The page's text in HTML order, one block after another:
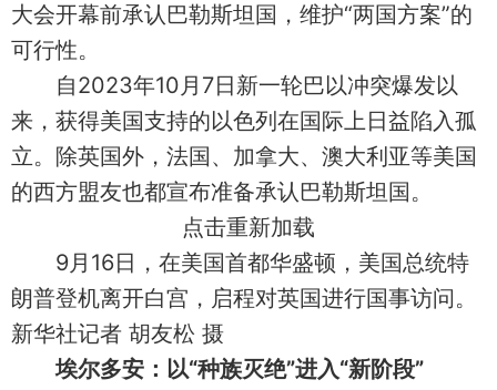
大会开幕前承认巴勒斯坦国，维护“两国方案”的
可行性。
自2023年10月7日新一轮巴以冲突爆发以
来，获得美国支持的以色列在国际上日益陷入孤
立。除英国外，法国、加拿大、澳大利亚等美国
的西方盟友也都宣布准备承认巴勒斯坦国。
点击重新加载
9月16日，在美国首都华盛顿，美国总统特
朗普登机离开白宫，启程对英国进行国事访问。
新华社记者 胡友松 摄
埃尔多安：以“种族灭绝”进入“新阶段”